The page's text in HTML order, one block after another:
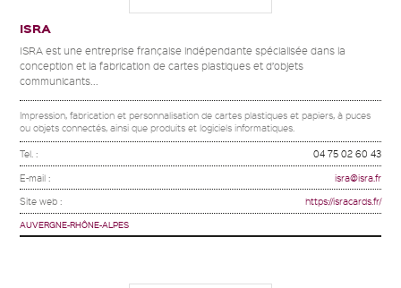
ISRA
ISRA est une entreprise française indépendante spécialisée dans la
conception et la fabrication de cartes plastiques et d’objets
communicants...
Impression, fabrication et personnalisation de cartes plastiques et papiers, à puces
ou objets connectés, ainsi que produits et logiciels informatiques.
Tel. : 04 75 02 60 43
E-mail : isra@isra.fr
Site web : https://isracards.fr/
AUVERGNE-RHÔNE-ALPES